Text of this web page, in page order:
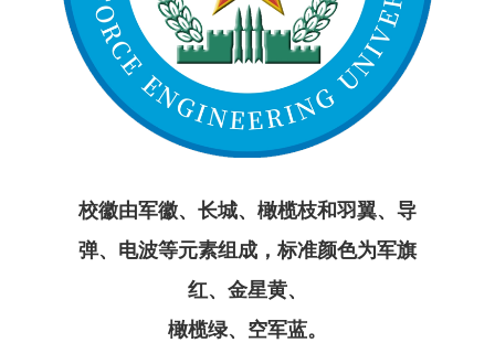
校徽由军徽、长城、橄榄枝和羽翼、导
弹、电波等元素组成，标准颜色为军旗
红、金星黄、
橄榄绿、空军蓝。